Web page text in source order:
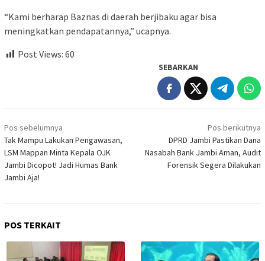
“Kami berharap Baznas di daerah berjibaku agar bisa
meningkatkan pendapatannya,” ucapnya.
Post Views: 60
SEBARKAN
Navigasi
pos
Pos sebelumnya
Tak Mampu Lakukan Pengawasan,
LSM Mappan Minta Kepala OJK
Jambi Dicopot! Jadi Humas Bank
Jambi Aja!
Pos berikutnya
DPRD Jambi Pastikan Dana
Nasabah Bank Jambi Aman, Audit
Forensik Segera Dilakukan
POS TERKAIT